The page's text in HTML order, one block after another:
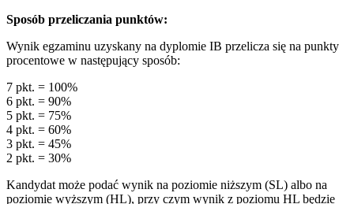
Sposób przeliczania punktów:
Wynik egzaminu uzyskany na dyplomie IB przelicza się na punkty
procentowe w następujący sposób:
7 pkt. = 100%
6 pkt. = 90%
5 pkt. = 75%
4 pkt. = 60%
3 pkt. = 45%
2 pkt. = 30%
Kandydat może podać wynik na poziomie niższym (SL) albo na
poziomie wyższym (HL), przy czym wynik z poziomu HL będzie